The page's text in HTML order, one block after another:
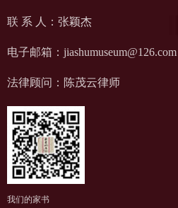
联 系 人：张颖杰
电子邮箱：jiashumuseum@126.com
法律顾问：陈茂云律师
我们的家书